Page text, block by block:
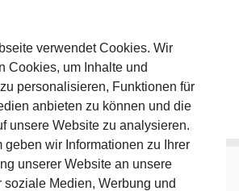
Pommelsbrunn
verwendet Cookies. Wir
Cookies, um Inhalte und
personalisieren, Funktionen für
anbieten zu können und die
unsere Website zu analysieren.
geben wir Informationen zu Ihrer
unserer Website an unsere
soziale Medien, Werbung und